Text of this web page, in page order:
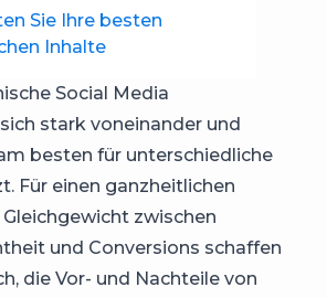
Sie Ihre besten
Inhalte
Social Media
stark voneinander und
besten für unterschiedliche
Für einen ganzheitlichen
zwischen
und Conversions schaffen
die Vor- und Nachteile von